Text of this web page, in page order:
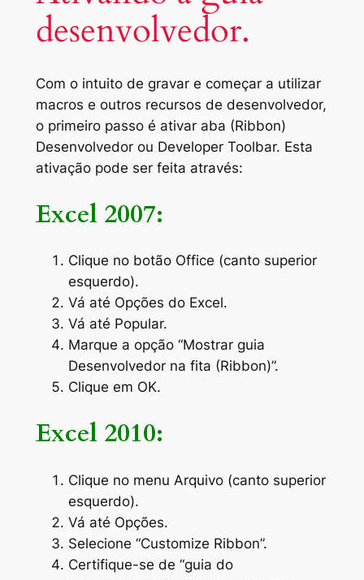
desenvolvedor.
Com o intuito de gravar e começar a utilizar
macros e outros recursos de desenvolvedor,
o primeiro passo é ativar aba (Ribbon)
Desenvolvedor ou Developer Toolbar. Esta
ativação pode ser feita através:
Excel 2007:
Clique no botão Office (canto superior
esquerdo).
Vá até Opções do Excel.
Vá até Popular.
Marque a opção “Mostrar guia
Desenvolvedor na fita (Ribbon)”.
Clique em OK.
Excel 2010:
Clique no menu Arquivo (canto superior
esquerdo).
Vá até Opções.
Selecione “Customize Ribbon”.
Certifique-se de “guia do